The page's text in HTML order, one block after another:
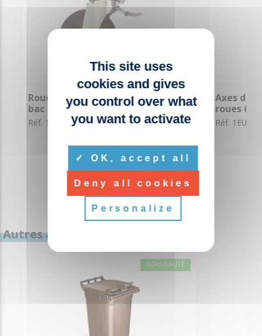
Roue avec frein 200mm pour
bac 4 roues
Réf. 1DA022
Axes de
roues
Réf. 1EU002
Autres articles
NOUVEAUTÉ
This site uses
cookies and gives
you control over what
you want to activate
OK, accept all
Deny all cookies
Personalize